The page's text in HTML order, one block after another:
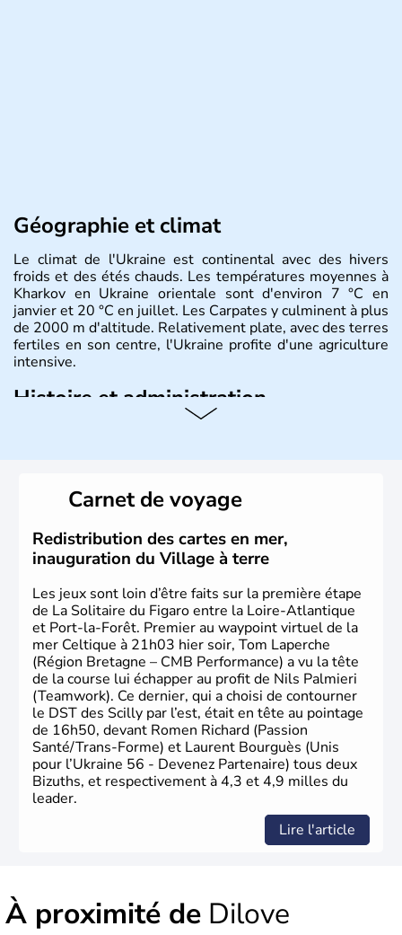
Géographie et climat
Le climat de l'Ukraine est continental avec des hivers
froids et des étés chauds. Les températures moyennes à
Kharkov en Ukraine orientale sont d'environ 7 °C en
janvier et 20 °C en juillet. Les Carpates y culminent à plus
de 2000 m d'altitude. Relativement plate, avec des terres
fertiles en son centre, l'Ukraine profite d'une agriculture
intensive.
Histoire et administration
remonte au 24 août 1991. Sébastopol, Karkhov et
Odessa sont les principales villes d'Ukraine.
Carnet de voyage
Redistribution des cartes en mer,
inauguration du Village à terre
Les jeux sont loin d’être faits sur la première étape
de La Solitaire du Figaro entre la Loire-Atlantique
et Port-la-Forêt. Premier au waypoint virtuel de la
mer Celtique à 21h03 hier soir, Tom Laperche
(Région Bretagne – CMB Performance) a vu la tête
de la course lui échapper au profit de Nils Palmieri
(Teamwork). Ce dernier, qui a choisi de contourner
le DST des Scilly par l’est, était en tête au pointage
de 16h50, devant Romen Richard (Passion
Santé/Trans-Forme) et Laurent Bourguès (Unis
pour l’Ukraine 56 - Devenez Partenaire) tous deux
Bizuths, et respectivement à 4,3 et 4,9 milles du
leader.
Lire l'article
À proximité de Dilove